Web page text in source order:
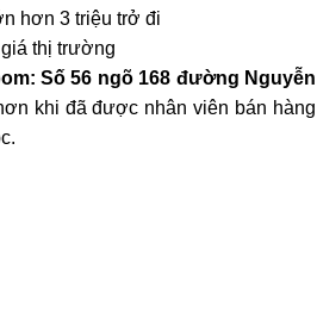
hơn 3 triệu trở đi
thị trường
Số 56 ngõ 168 đường Nguyễn
khi đã được nhân viên bán hàng